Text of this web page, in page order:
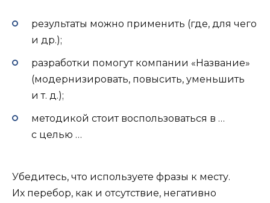
результаты можно применить (где, для чего
и др.);
разработки помогут компании «Название»
(модернизировать, повысить, уменьшить
и т. д.);
методикой стоит воспользоваться в …
с целью …
Убедитесь, что используете фразы к месту.
Их перебор, как и отсутствие, негативно